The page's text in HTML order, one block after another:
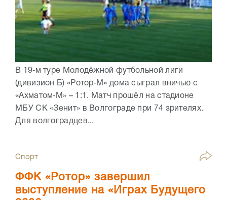
В 19‑м туре Молодёжной футбольной лиги
(дивизион Б) «Ротор‑М» дома сыграл вничью с
«Ахматом‑М» – 1:1. Матч прошёл на стадионе
МБУ СК «Зенит» в Волгограде при 74 зрителях.
Для волгоградцев...
Спорт
ФФК «Ротор» завершил
выступление на «Играх Будущего